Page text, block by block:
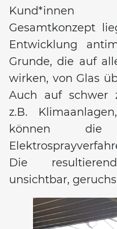
Kund*innen
Gesamtkonzept
Entwicklung
Grunde, die auf
wirken, von Glas
Auch auf schwer
z.B.
können die
Die
unsichtbar,